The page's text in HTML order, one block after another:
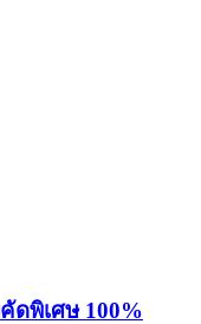
ดพิเศษ 100%